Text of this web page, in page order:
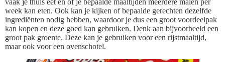
week kan eten. Ook kan je kijken of bepaalde gerechten dezelfde
ingrediënten nodig hebben, waardoor je dus een groot voordeelpak
kan kopen en deze goed kan gebruiken. Denk aan bijvoorbeeld een
groot pak groente. Deze kan je gebruiken voor een rijstmaaltijd,
maar ook voor een ovenschotel.